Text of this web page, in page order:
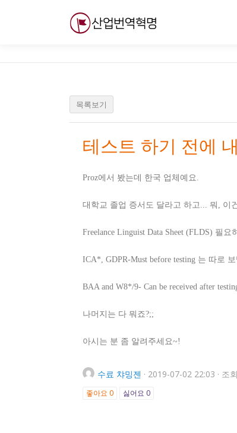
목록보기
테스트 하기 전에
Proz에서 봤는데 한국 업체예요.
대학교 졸업 증서도 달라고 하고... 뭐, 이
Freelance Linguist Data Sheet (FLDS) 필요
ICA*, GDPR-Must before testing 는 따로
BAA and W8*/9- Can be received after
나머지는 다 뭐죠?;;
아시는 분 좀 알려주세요~!
수료 챠밍젠 · 2019-07-02 22:03 · 조
좋아요 0 싫어요 0